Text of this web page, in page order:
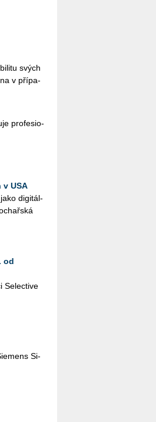
svých
v pří­pa­
pro­fe­si­o­
v USA
jako di­gi­tál­
od
Se­lecti­ve
Si­